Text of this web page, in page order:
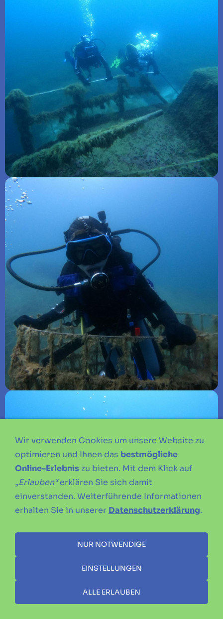
Wir verwenden Cookies um unsere Website zu
optimieren und Ihnen das bestmögliche
Online-Erlebnis zu bieten. Mit dem Klick auf
„Erlauben“erklären Sie sich damit
einverstanden. Weiterführende Informationen
erhalten Sie in unserer Datenschutzerklärung.
NUR NOTWENDIGE
EINSTELLUNGEN
ALLE ERLAUBEN